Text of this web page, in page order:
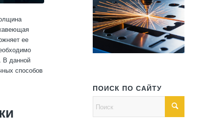
ее
В данной
способов
ПОИСК ПО САЙТУ